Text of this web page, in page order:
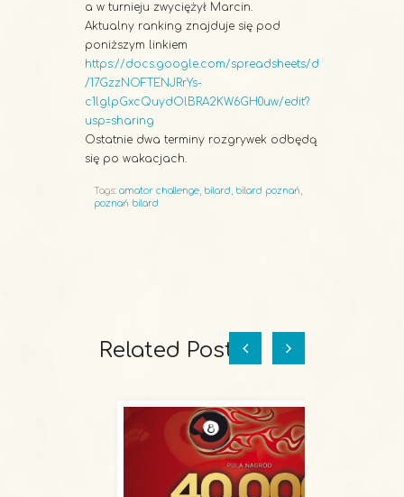
a w turnieju zwyciężył Marcin.
Aktualny ranking znajduje się pod
poniższym linkiem
https://docs.google.com/spreadsheets/d
/17GzzNOFTENJRrYs-
c1lglpGxcQuydOlBRA2KW6GH0uw/edit?
usp=sharing
Ostatnie dwa terminy rozgrywek odbędą
się po wakacjach.
Tags: amator challenge bilard bilard poznań
poznań bilard
Related Posts